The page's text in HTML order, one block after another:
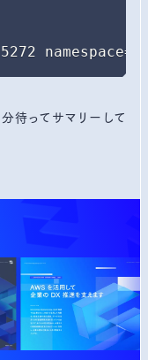
待ってサマリーして